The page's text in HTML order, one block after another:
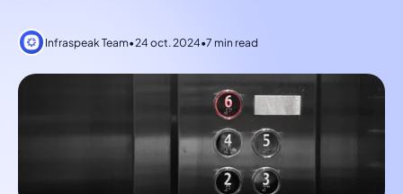
Infraspeak Team•24 oct. 2024•7 min read